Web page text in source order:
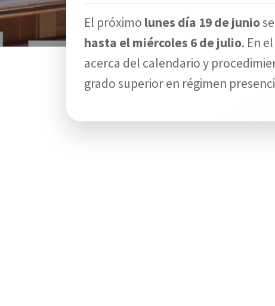
El próximo lunes día 19 de junio
hasta el miércoles 6 de julio. En
acerca del calendario y
grado superior en régimen